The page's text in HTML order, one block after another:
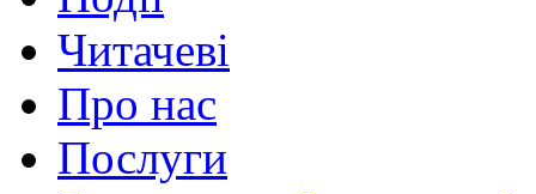
Читачеві
Про нас
Послуги